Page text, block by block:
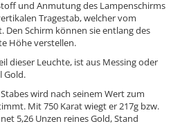
und Anmutung des Lampenschirms
Tragestab, welcher vom
Den Schirm können sie entlang des
Höhe verstellen.
dieser Leuchte, ist aus Messing oder
Gold.
wird nach seinem Wert zum
Mit 750 Karat wiegt er 217g bzw.
5,26 Unzen reines Gold, Stand